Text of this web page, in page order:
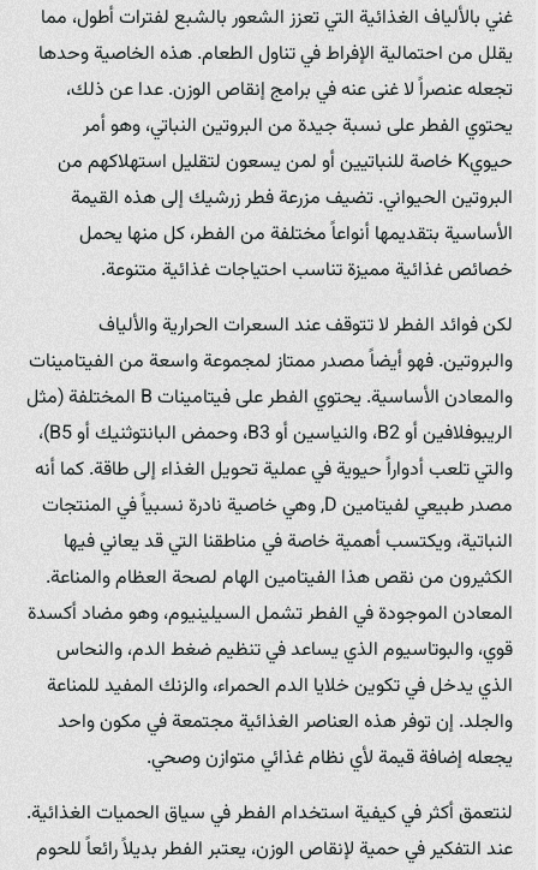
غني بالألياف الغذائية التي تعزز الشعور بالشبع لفترات أطول، مما
يقلل من احتمالية الإفراط في تناول الطعام. هذه الخاصية وحدها
تجعله عنصراً لا غنى عنه في برامج إنقاص الوزن. عدا عن ذلك،
يحتوي الفطر على نسبة جيدة من البروتين النباتي، وهو أمر
حيويK خاصة للنباتيين أو لمن يسعون لتقليل استهلاكهم من
البروتين الحيواني. تضيف مزرعة فطر زرشيك إلى هذه القيمة
الأساسية بتقديمها أنواعاً مختلفة من الفطر، كل منها يحمل
خصائص غذائية مميزة تناسب احتياجات غذائية متنوعة.
لكن فوائد الفطر لا تتوقف عند السعرات الحرارية والألياف
والبروتين. فهو أيضاً مصدر ممتاز لمجموعة واسعة من الفيتامينات
والمعادن الأساسية. يحتوي الفطر على فيتامينات B المختلفة (مثل
الريبوفلافين أو B2، والنياسين أو B3، وحمض البانتوثنيك أو B5)،
والتي تلعب أدواراً حيوية في عملية تحويل الغذاء إلى طاقة. كما أنه
مصدر طبيعي لفيتامين D, وهي خاصية نادرة نسبياً في المنتجات
النباتية، ويكتسب أهمية خاصة في مناطقنا التي قد يعاني فيها
الكثيرون من نقص هذا الفيتامين الهام لصحة العظام والمناعة.
المعادن الموجودة في الفطر تشمل السيلينيوم، وهو مضاد أكسدة
قوي، والبوتاسيوم الذي يساعد في تنظيم ضغط الدم، والنحاس
الذي يدخل في تكوين خلايا الدم الحمراء، والزنك المفيد للمناعة
والجلد. إن توفر هذه العناصر الغذائية مجتمعة في مكون واحد
يجعله إضافة قيمة لأي نظام غذائي متوازن وصحي.
لنتعمق أكثر في كيفية استخدام الفطر في سياق الحميات الغذائية.
عند التفكير في حمية لإنقاص الوزن، يعتبر الفطر بديلاً رائعاً للحوم